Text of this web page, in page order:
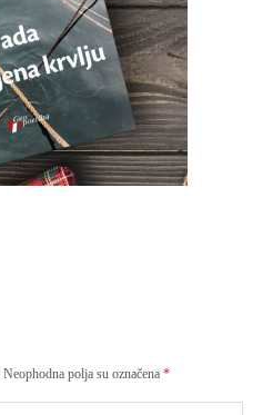
Neophodna polja su označena*